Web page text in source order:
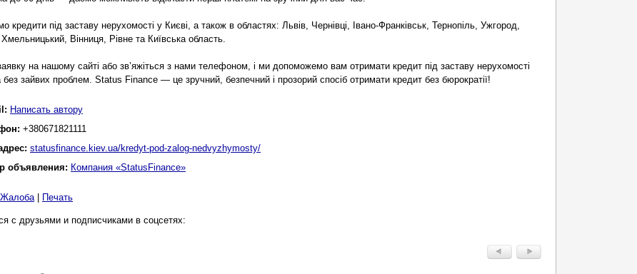
кредити під заставу нерухомості у Києві, а також в областях: Львів, Чернівці, Івано-Франківськ, Тернопіль, Ужгород,
Вінниця, Рівне та Київська область.
на нашому сайті або зв’яжіться з нами телефоном, і ми допоможемо вам отримати кредит під заставу нерухомості
зайвих проблем. Status Finance — це зручний, безпечний і прозорий спосіб отримати кредит без бюрократії!
Написать автору
‎+380671821111
statusfinance.kiev.ua/kredyt-pod-zalog-nedvyzhymosty/
объявления: Компания «StatusFinance»
Жалоба| Печать
с друзьями и подписчиками в соцсетях: